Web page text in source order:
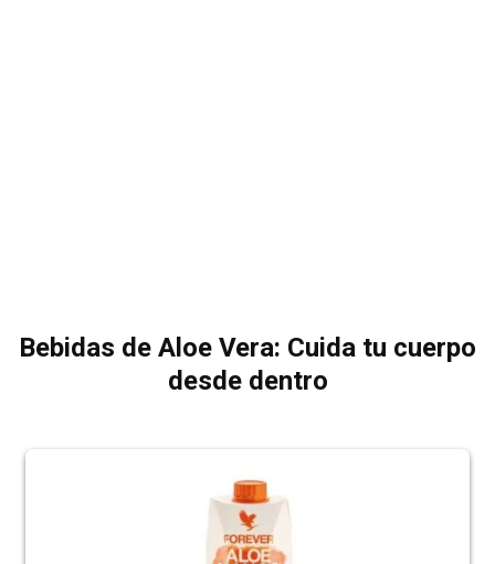
Bebidas de Aloe Vera: Cuida tu cuerpo
desde dentro